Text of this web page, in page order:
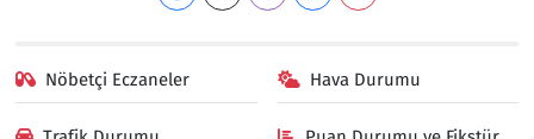
Nöbetçi Eczaneler Hava Durumu